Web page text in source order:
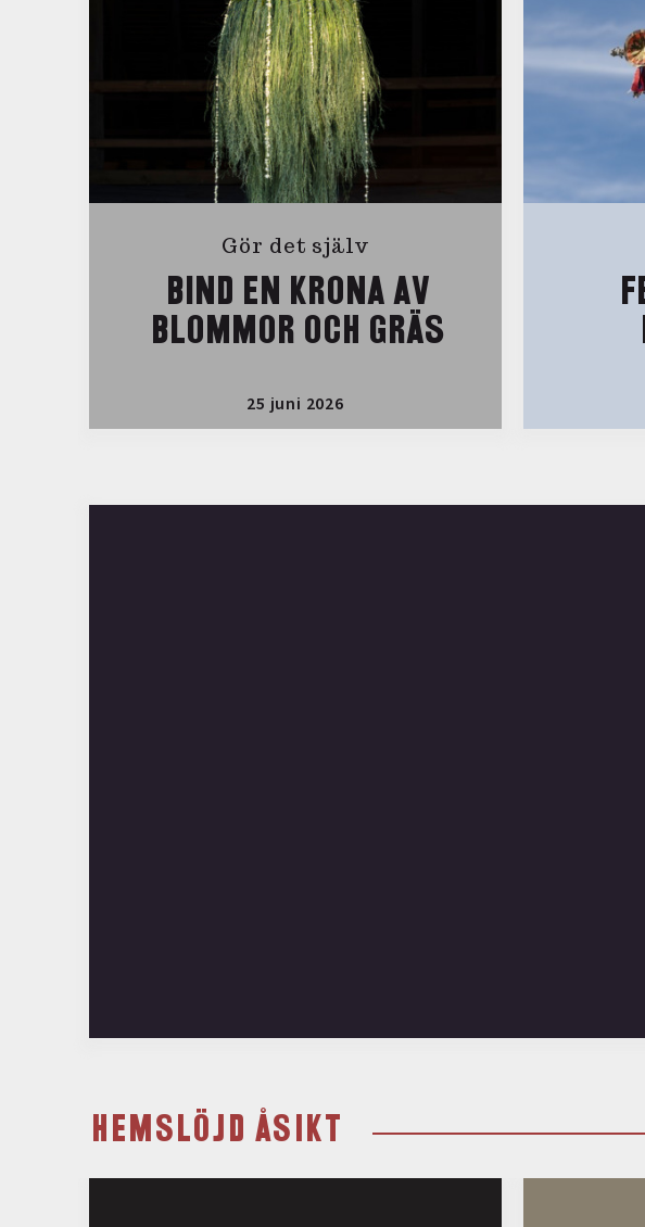
Gör det själv
BIND EN KRONA AV
BLOMMOR OCH GRÄS
25 juni 2026
HEMSLÖJD ÅSIKT